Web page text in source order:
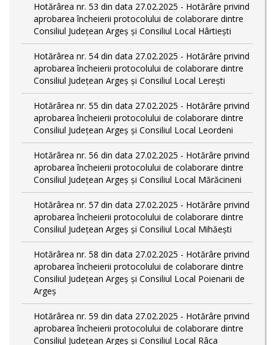
Hotărârea nr. 53 din data 27.02.2025 - Hotărâre privind
aprobarea încheierii protocolului de colaborare dintre
Consiliul Județean Argeș și Consiliul Local Hârtiești
Hotărârea nr. 54 din data 27.02.2025 - Hotărâre privind
aprobarea încheierii protocolului de colaborare dintre
Consiliul Județean Argeș și Consiliul Local Lerești
Hotărârea nr. 55 din data 27.02.2025 - Hotărâre privind
aprobarea încheierii protocolului de colaborare dintre
Consiliul Județean Argeș și Consiliul Local Leordeni
Hotărârea nr. 56 din data 27.02.2025 - Hotărâre privind
aprobarea încheierii protocolului de colaborare dintre
Consiliul Județean Argeș și Consiliul Local Mărăcineni
Hotărârea nr. 57 din data 27.02.2025 - Hotărâre privind
aprobarea încheierii protocolului de colaborare dintre
Consiliul Județean Argeș și Consiliul Local Mihăești
Hotărârea nr. 58 din data 27.02.2025 - Hotărâre privind
aprobarea încheierii protocolului de colaborare dintre
Consiliul Județean Argeș și Consiliul Local Poienarii de
Argeș
Hotărârea nr. 59 din data 27.02.2025 - Hotărâre privind
aprobarea încheierii protocolului de colaborare dintre
Consiliul Județean Argeș și Consiliul Local Râca